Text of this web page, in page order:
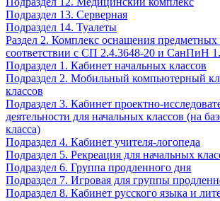
Подраздел 13. Серверная
Подраздел 14. Туалеты
Раздел 2. Комплекс оснащения предметных
соответствии с СП 2.4.3648-20 и СанПиН
Подраздел 1. Кабинет начальных классов
Подраздел 2. Мобильный компьютерный
классов
Подраздел 3. Кабинет проектно-
деятельности для начальных классов (на
класса)
Подраздел 4. Кабинет учителя-логопеда
Подраздел 5. Рекреация для начальных
Подраздел 6. Группа продленного дня
Подраздел 7. Игровая для группы
Подраздел 8. Кабинет русского языка и